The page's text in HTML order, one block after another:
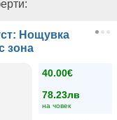
Нощувка
зона
40.00€
78.23лв
на човек